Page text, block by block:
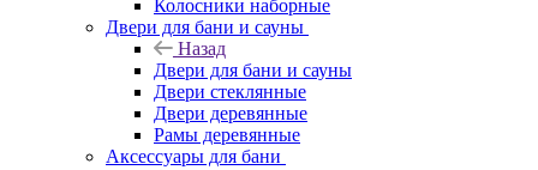
Колосники наборные
Двери для бани и сауны
Назад
Двери для бани и сауны
Двери стеклянные
Двери деревянные
Рамы деревянные
Аксессуары для бани